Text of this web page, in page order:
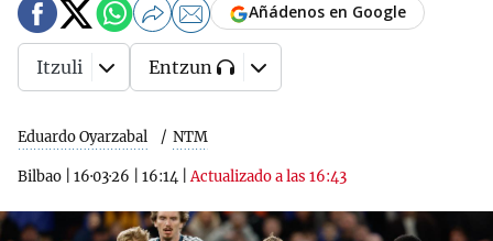
Eduardo Oyarzabal NTM
Bilbao 16·03·26 16:14 |Actualizado a las 16:43
Añádenos en Google
Itzuli Entzun